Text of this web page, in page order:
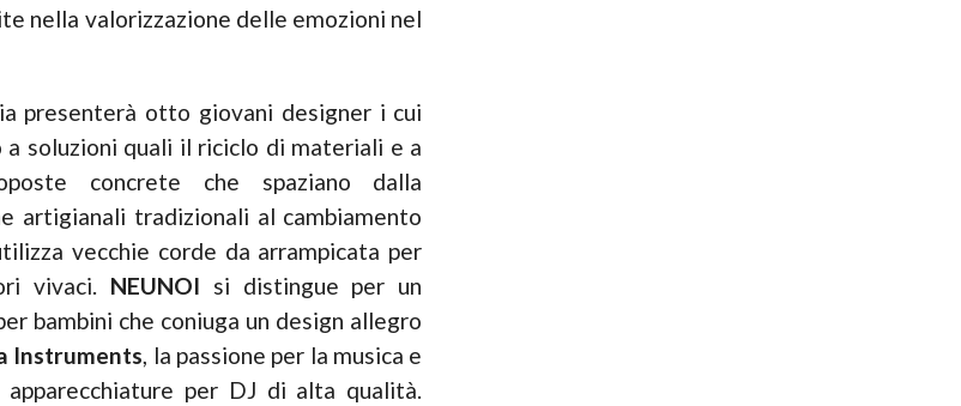
nella valorizzazione delle emozioni nel
presenterà otto giovani designer i cui
soluzioni quali il riciclo di materiali e a
concrete che spaziano dalla
artigianali tradizionali al cambiamento
vecchie corde da arrampicata per
vivaci. NEUNOI si distingue per un
bambini che coniuga un design allegro
Instruments, la passione per la musica e
per DJ di alta qualità.